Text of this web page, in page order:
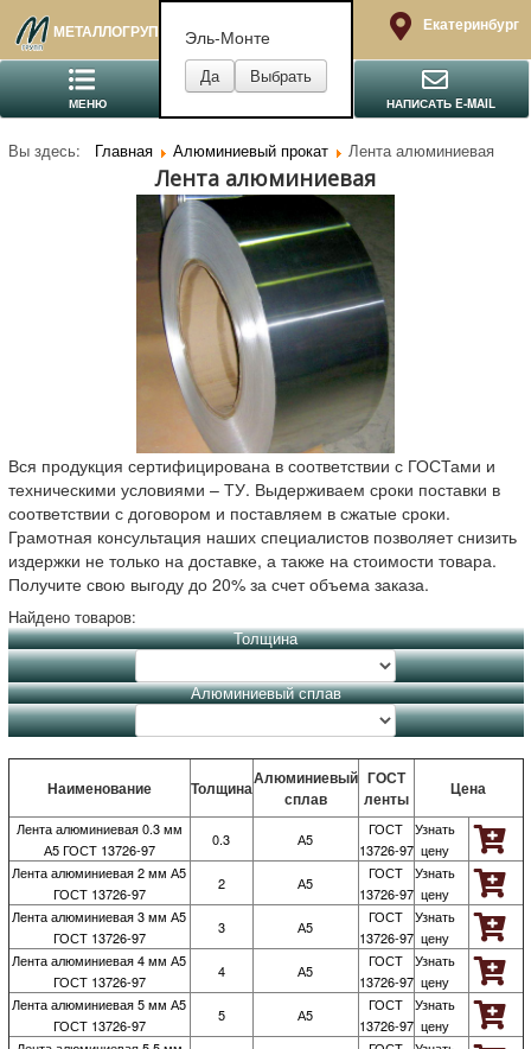
МЕТАЛЛОГРУПП Екатеринбург
МЕНЮ НАПИСАТЬ E-MAIL
Вы здесь: Главная Алюминиевый прокат Лента алюминиевая
Лента алюминиевая
Вся продукция сертифицирована в соответствии с ГОСТами и
техническими условиями – ТУ. Выдерживаем сроки поставки в
соответствии с договором и поставляем в сжатые сроки.
Грамотная консультация наших специалистов позволяет снизить
издержки не только на доставке, а также на стоимости товара.
Получите свою выгоду до 20% за счет объема заказа.
Найдено товаров:
Толщина
Алюминиевый сплав
Наименование ТолщинаАлюминиевый
сплав
ГОСТ
ленты
Цена
Лента алюминиевая 0.3 мм
А5 ГОСТ 13726-97
0.3 А5
ГОСТ
13726-97
Узнать
цену
Лента алюминиевая 2 мм А5
ГОСТ 13726-97
2 А5
ГОСТ
13726-97
Узнать
цену
Лента алюминиевая 3 мм А5
ГОСТ 13726-97
3 А5
ГОСТ
13726-97
Узнать
цену
Лента алюминиевая 4 мм А5
ГОСТ 13726-97
4 А5
ГОСТ
13726-97
Узнать
цену
Лента алюминиевая 5 мм А5
ГОСТ 13726-97
5 А5
ГОСТ
13726-97
Узнать
цену
Эль-Монте